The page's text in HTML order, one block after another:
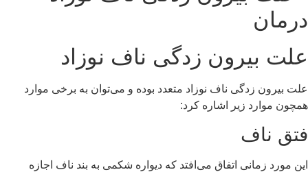
علت بیرون زدگی ناف نوزاد
علت بیرون زدگی ناف نوزاد متعدد بوده و می‌توان به برخی موارد
همچون موارد زیر اشاره کرد:
فتق ناف
این مورد زمانی اتفاق می‌افتد که دیواره شکمی به بند ناف اجازه